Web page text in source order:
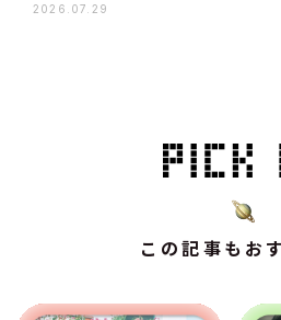
2026.07.29
この記事もお